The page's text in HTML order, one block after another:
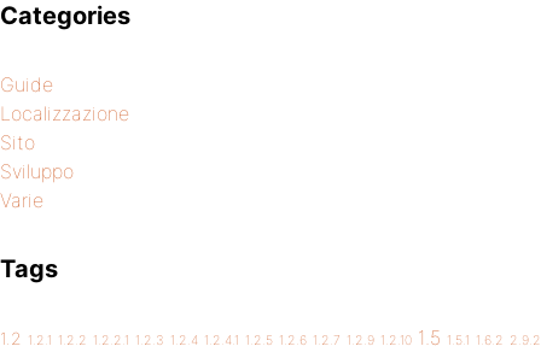
Categories
Guide
Localizzazione
Sito
Sviluppo
Varie
Tags
1.2 1.2.1 1.2.2 1.2.2.1 1.2.3 1.2.4 1.2.4.1 1.2.5 1.2.6 1.2.7 1.2.9 1.2.10 1.5 1.5.1 1.6.2 2.9.2